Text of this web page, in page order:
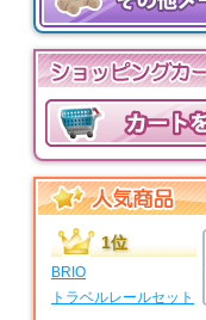
1位
BRIO
トラベルレールセット